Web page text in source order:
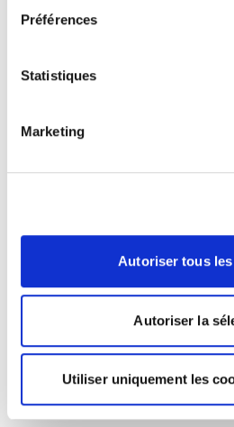
Préférences
Statistiques
Marketing
Autoriser tous
Autoriser la
Utiliser uniquement les